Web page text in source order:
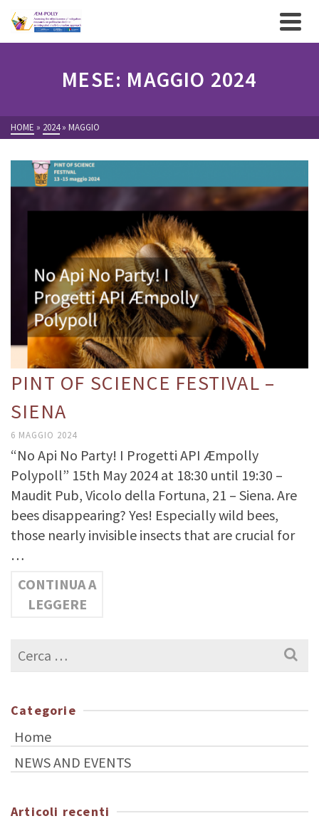
MESE: MAGGIO 2024
HOME » 2024 » MAGGIO
PINT OF SCIENCE FESTIVAL –
SIENA
6 MAGGIO 2024
“No Api No Party! I Progetti API Æmpolly
Polypoll” 15th May 2024 at 18:30 until 19:30 –
Maudit Pub, Vicolo della Fortuna, 21 – Siena. Are
bees disappearing? Yes! Especially wild bees,
those nearly invisible insects that are crucial for
…
CONTINUA A
LEGGERE
Cerca
per:
Categorie
Home
NEWS AND EVENTS
Articoli recenti